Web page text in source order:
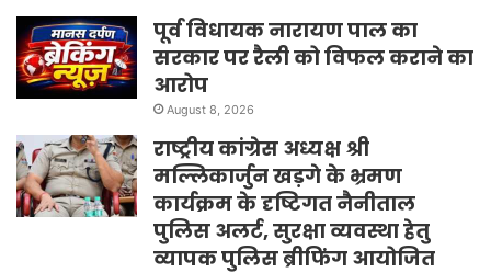
पूर्व विधायक नारायण पाल का
सरकार पर रैली को विफल कराने का
आरोप
August 8, 2026
राष्ट्रीय कांग्रेस अध्यक्ष श्री
मल्लिकार्जुन खड़गे के भ्रमण
कार्यक्रम के दृष्टिगत नैनीताल
पुलिस अलर्ट, सुरक्षा व्यवस्था हेतु
व्यापक पुलिस ब्रीफिंग आयोजित